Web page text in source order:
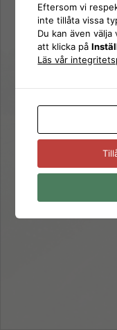
LoggaLösenord
Eftersom vi
inte tillåta vissa
Du kan även
att klicka på
Läs vår